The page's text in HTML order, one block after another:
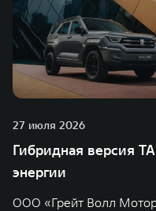
27 июля 2026
Гибридная версия
энергии
ООО «Грейт Волл